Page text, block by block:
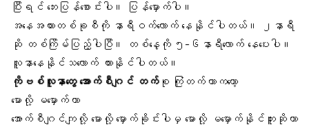
ပြီးရင် ဘေးပြန်စောင်းပါ။ ပြန်မှောက်ပါ။
အနေအထားတစ်ခုစီကို နာရီဝက်လောက် နေနိုင်ပါတယ်။ ၂နာရီ
ဆို တစ်ကြိမ်ပြည့်ပါပြီ။ တစ်နေ့ကို ၅-၆နာရီလောက် နေပေးပါ။
လူနာနေနိုင်သလောက် ထားနိုင်ပါတယ်။
ကိုဗစ်လူနာတွေ အောက်စီဂျင် တက်စု ကြုံတက်တာကတော့
မောလို့ မမှောက်တာ
အောက်စီဂျင်ကျလို့ မောလို့ မှောက်ခိုင်းပါမှ မောလို့မမှောက်နိုင်ဘူးဆိုတာ